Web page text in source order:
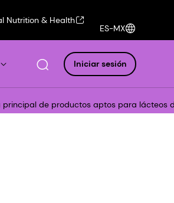
Nutrition & Health
ES-MX
Iniciar sesión
principal de productos aptos para lácteos